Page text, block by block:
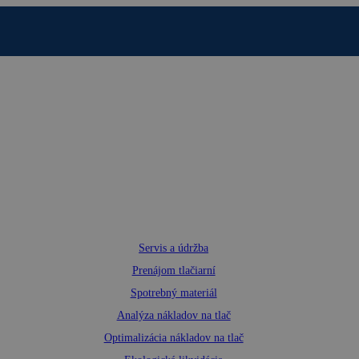
Servis a údržba
Prenájom tlačiarní
Spotrebný materiál
Analýza nákladov na tlač
Optimalizácia nákladov na tlač